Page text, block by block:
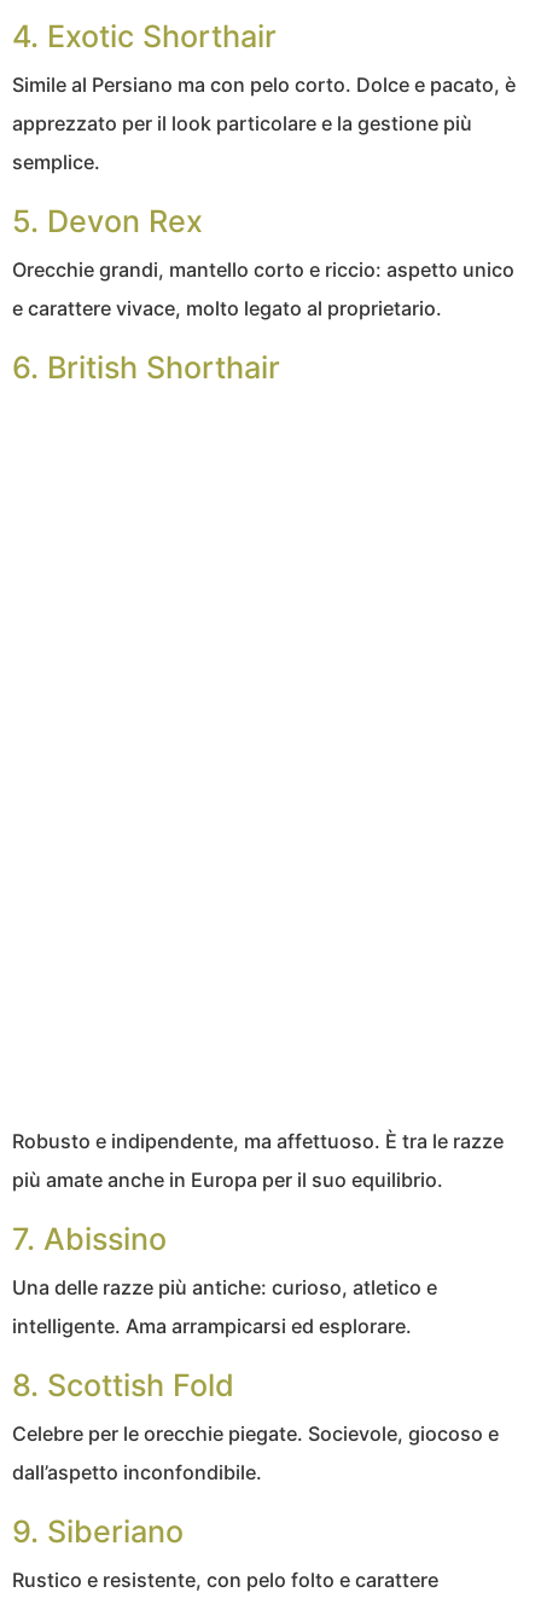
4. Exotic Shorthair
Simile al Persiano ma con pelo corto. Dolce e pacato, è
apprezzato per il look particolare e la gestione più
semplice.
5. Devon Rex
Orecchie grandi, mantello corto e riccio: aspetto unico
e carattere vivace, molto legato al proprietario.
6. British Shorthair
Robusto e indipendente, ma affettuoso. È tra le razze
più amate anche in Europa per il suo equilibrio.
7. Abissino
Una delle razze più antiche: curioso, atletico e
intelligente. Ama arrampicarsi ed esplorare.
8. Scottish Fold
Celebre per le orecchie piegate. Socievole, giocoso e
dall’aspetto inconfondibile.
9. Siberiano
Rustico e resistente, con pelo folto e carattere